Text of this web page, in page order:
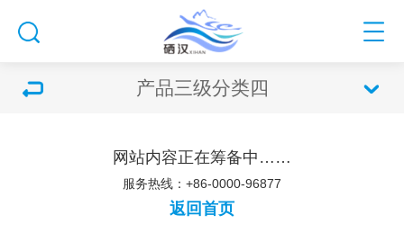
产品三级分类四
网站内容正在筹备中……
服务热线：+86-0000-96877
返回首页